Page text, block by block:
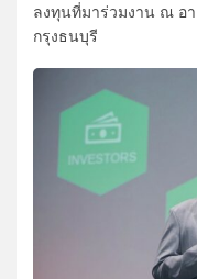
ลงทุนที่มาร่วมงาน ณ อา
กรุงธนบุรี